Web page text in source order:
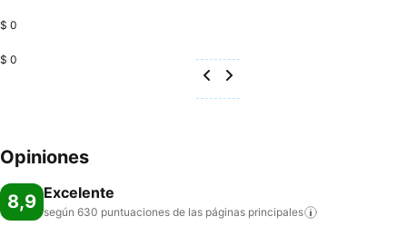
$ 0
$ 0
Opiniones
8,9 Excelente
según 630 puntuaciones de las páginas principales